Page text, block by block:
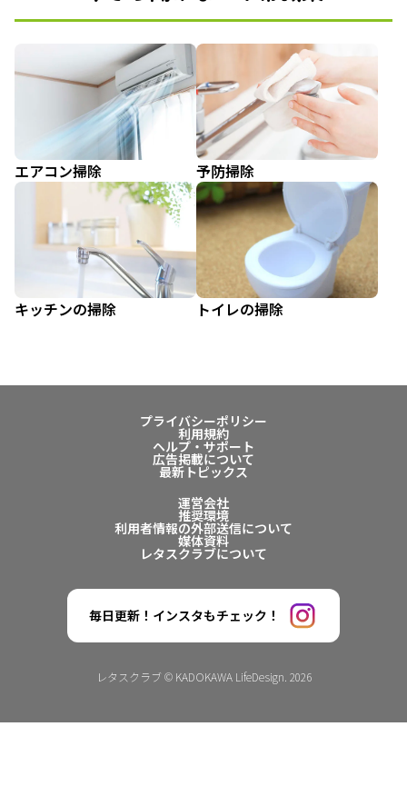
エアコン掃除 予防掃除
キッチンの掃除 トイレの掃除
プライバシーポリシー
利用規約
ヘルプ・サポート
広告掲載について
最新トピックス
運営会社
推奨環境
利用者情報の外部送信について
媒体資料
レタスクラブについて
毎日更新！インスタもチェック！
レタスクラブ © KADOKAWA LifeDesign. 2026